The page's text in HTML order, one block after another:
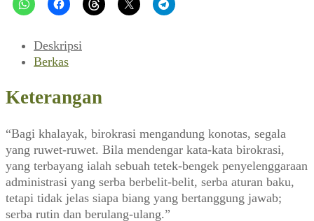
Partisipasi
Masyarakat,
1987)
Deskripsi
Berkas
Keterangan
“Bagi khalayak, birokrasi mengandung konotas, segala
yang ruwet-ruwet. Bila mendengar kata-kata birokrasi,
yang terbayang ialah sebuah tetek-bengek penyelenggaraan
administrasi yang serba berbelit-belit, serba aturan baku,
tetapi tidak jelas siapa biang yang bertanggung jawab;
serba rutin dan berulang-ulang.”